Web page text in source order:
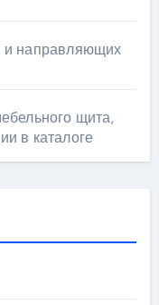
и направляющих
щита,
в каталоге